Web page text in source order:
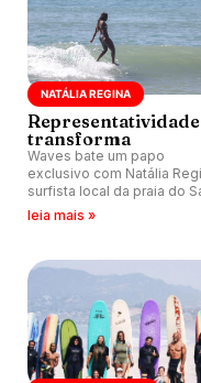
NATÁLIA REGINA
Representatividade
transforma
Waves bate um papo
exclusivo com Natália
surfista local da praia do
em Ubatuba (SP) e conta
leia mais »